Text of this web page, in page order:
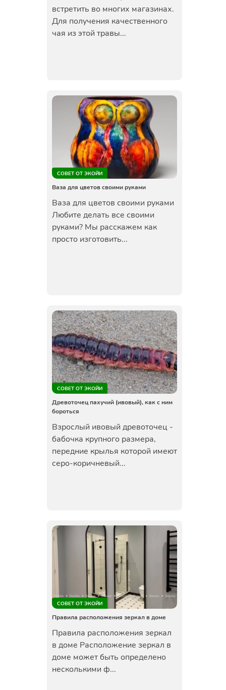
встретить во многих магазинах.
Для получения качественного
чая из этой травы...
СОВЕТ ОТ ЭКОЙИ
Ваза для цветов своими руками
Ваза для цветов своими руками
Любите делать все своими
руками? Мы расскажем как
просто изготовить...
СОВЕТ ОТ ЭКОЙИ
Древоточец пахучий (ивовый), как с ним
бороться
Взрослый ивовый древоточец -
бабочка крупного размера,
передние крылья которой имеют
серо-коричневый...
СОВЕТ ОТ ЭКОЙИ
Правила расположения зеркал в доме
Правила расположения зеркал
в доме Расположение зеркал в
доме может быть определено
несколькими ф...